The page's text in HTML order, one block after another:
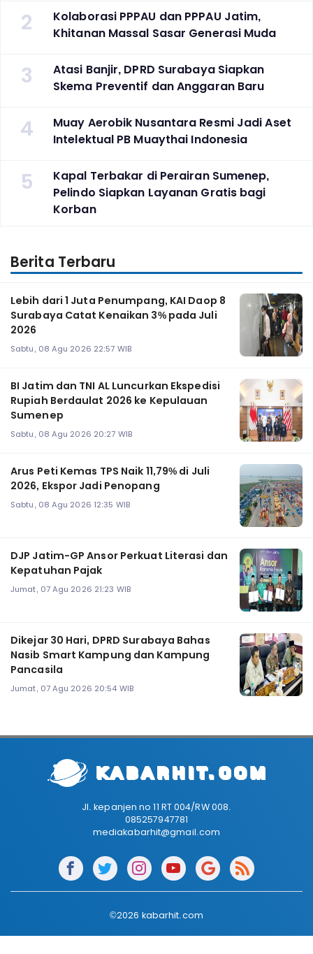
2
Kolaborasi PPPAU dan PPPAU Jatim,
Khitanan Massal Sasar Generasi Muda
3
Atasi Banjir, DPRD Surabaya Siapkan
Skema Preventif dan Anggaran Baru
4
Muay Aerobik Nusantara Resmi Jadi Aset
Intelektual PB Muaythai Indonesia
5
Kapal Terbakar di Perairan Sumenep,
Pelindo Siapkan Layanan Gratis bagi
Korban
Berita Terbaru
Lebih dari 1 Juta Penumpang, KAI Daop 8
Surabaya Catat Kenaikan 3% pada Juli
2026
Sabtu, 08 Agu 2026 22:57 WIB
BI Jatim dan TNI AL Luncurkan Ekspedisi
Rupiah Berdaulat 2026 ke Kepulauan
Sumenep
Sabtu, 08 Agu 2026 20:27 WIB
Arus Peti Kemas TPS Naik 11,79% di Juli
2026, Ekspor Jadi Penopang
Sabtu, 08 Agu 2026 12:35 WIB
DJP Jatim-GP Ansor Perkuat Literasi dan
Kepatuhan Pajak
Jumat, 07 Agu 2026 21:23 WIB
Dikejar 30 Hari, DPRD Surabaya Bahas
Nasib Smart Kampung dan Kampung
Pancasila
Jumat, 07 Agu 2026 20:54 WIB
Jl. kepanjen no 11 RT 004/RW 008.
085257947781
mediakabarhit@gmail.com
©2026 kabarhit.com